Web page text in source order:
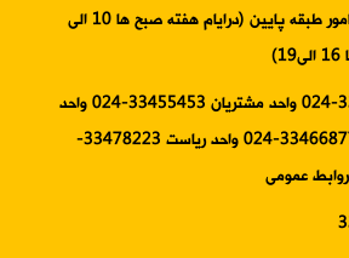
ساختمان نامور طبقه پایین (درایام هفته صبح ها 10 الی
024-33544688 واحد مشتریان 33455453-024 واحد
مشتریان 33466877-024 واحد ریاست 33478223-